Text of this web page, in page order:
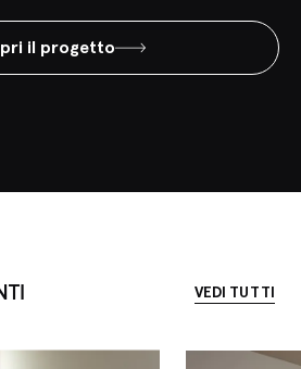
il progetto
VEDI TUTTI